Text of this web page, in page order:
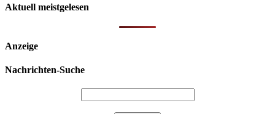
Aktuell meistgelesen
Anzeige
Nachrichten-Suche